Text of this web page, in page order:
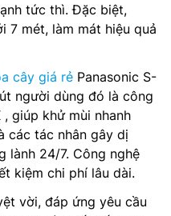
tức thì. Đặc biệt,
7 mét, làm mát hiệu quả
cây giá rẻ Panasonic S-
người dùng đó là công
giúp khử mùi nhanh
các tác nhân gây dị
lành 24/7. Công nghệ
kiệm chi phí lâu dài​.
vời, đáp ứng yêu cầu